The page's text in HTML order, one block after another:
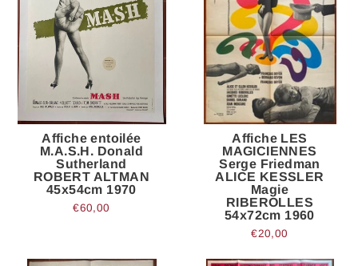
Affiche entoilée
M.A.S.H. Donald
Sutherland
ROBERT ALTMAN
45x54cm 1970
€60,00
Affiche LES
MAGICIENNES
Serge Friedman
ALICE KESSLER
Magie
RIBEROLLES
54x72cm 1960
€20,00